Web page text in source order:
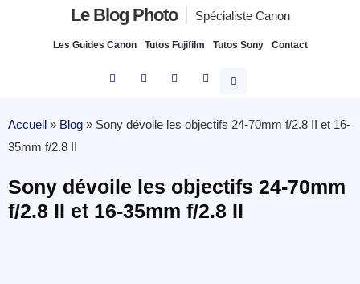
Le Blog Photo Spécialiste Canon
Les Guides Canon Tutos Fujifilm Tutos Sony Contact
Accueil » Blog » Sony dévoile les objectifs 24-70mm f/2.8 II et 16-
35mm f/2.8 II
Sony dévoile les objectifs 24-70mm
f/2.8 II et 16-35mm f/2.8 II